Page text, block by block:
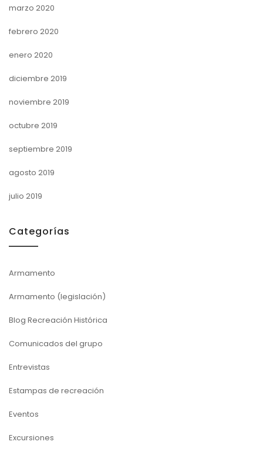
marzo 2020
febrero 2020
enero 2020
diciembre 2019
noviembre 2019
octubre 2019
septiembre 2019
agosto 2019
julio 2019
Categorías
Armamento
Armamento (legislación)
Blog Recreación Histórica
Comunicados del grupo
Entrevistas
Estampas de recreación
Eventos
Excursiones